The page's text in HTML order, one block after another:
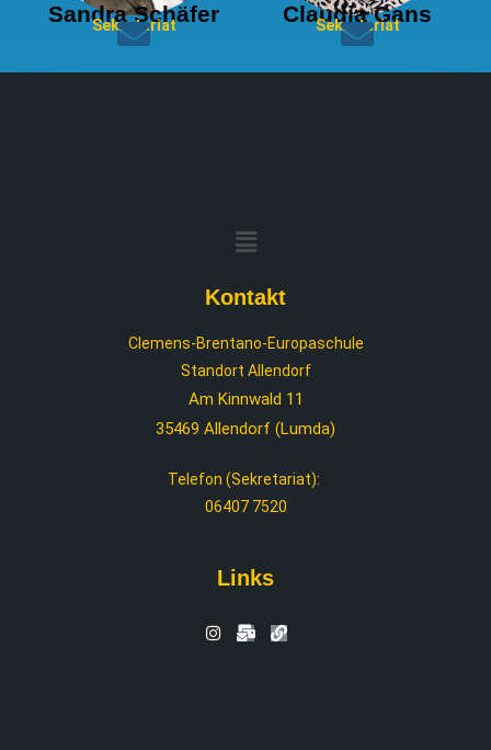
Sandra Schäfer
Sekretariat Claudia Gans
Sekretariat
Kontakt
Clemens-Brentano-Europaschule
Standort Allendorf
Am Kinnwald 11
35469 Allendorf (Lumda)
Telefon (Sekretariat):
06407 7520
Links